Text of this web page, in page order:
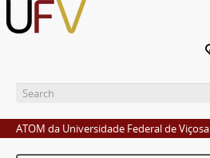
ATOM da Universidade Federal de Viçosa